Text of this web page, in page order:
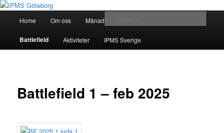
Skip
primary
contentIPMS Göteborg
Modellbygge i Väst
Home Om oss Månadsmöten
Battlefield Aktiviteter IPMS Sverige
Battlefield 1 – feb 2025